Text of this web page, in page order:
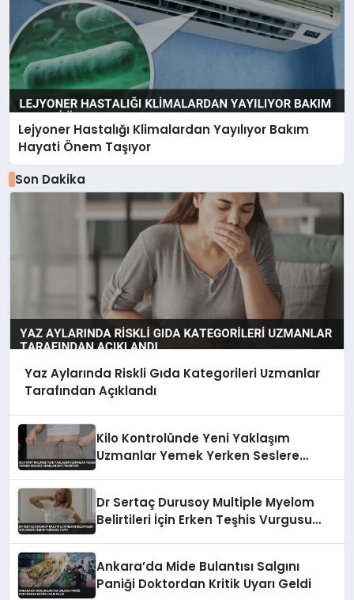
Lejyoner Hastalığı Klimalardan Yayılıyor Bakım
Hayati Önem Taşıyor
Son Dakika
Yaz Aylarında Riskli Gıda Kategorileri Uzmanlar
Tarafından Açıklandı
Kilo Kontrolünde Yeni Yaklaşım
Uzmanlar Yemek Yerken Seslere
Dr Sertaç Durusoy Multiple Myelom
Belirtileri İçin Erken Teşhis Vurgusu
Ankara’da Mide Bulantısı Salgını
Paniği Doktordan Kritik Uyarı Geldi